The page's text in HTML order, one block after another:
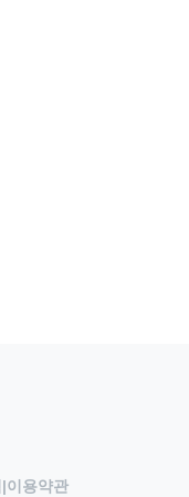
|이용약관